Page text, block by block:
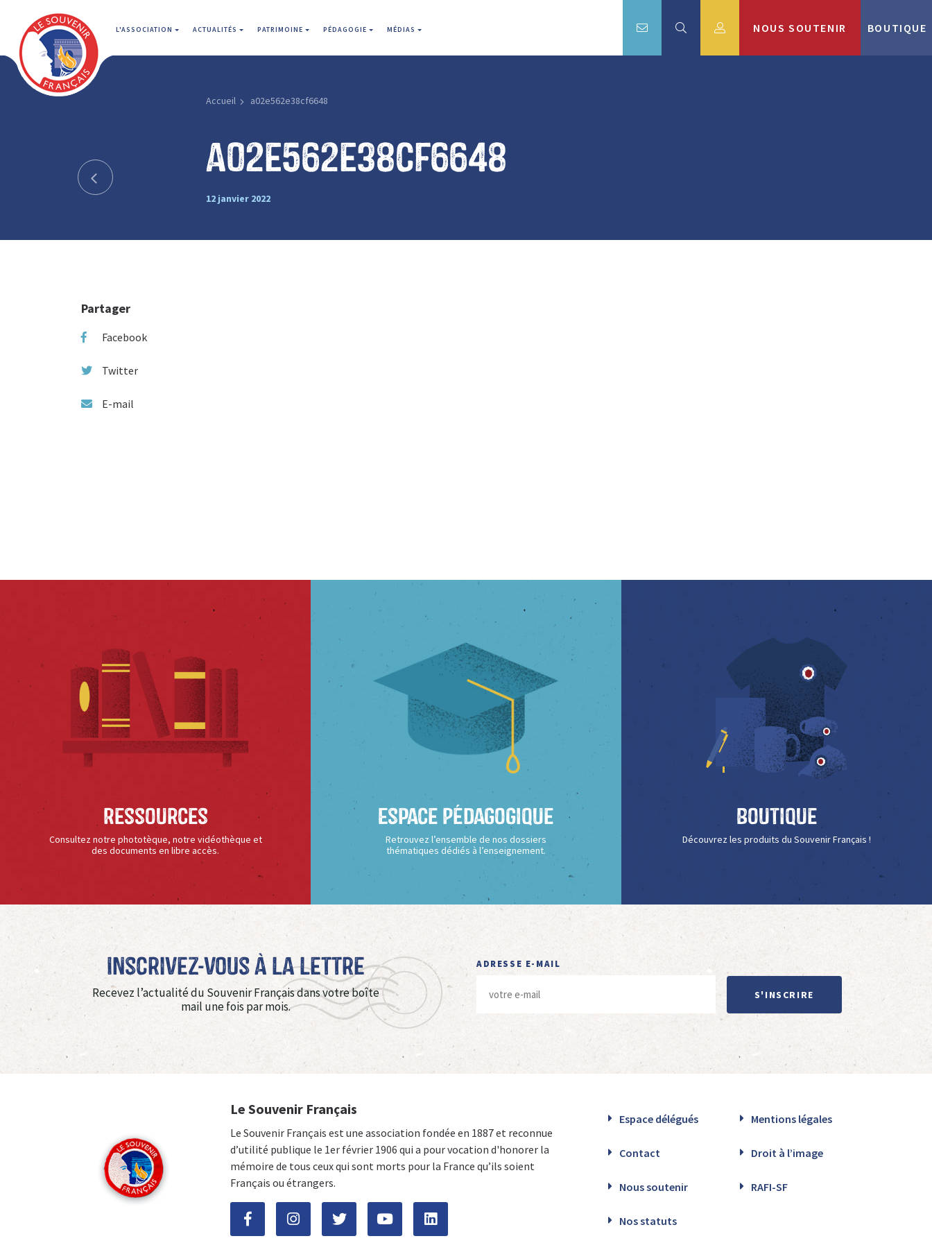
L'ASSOCIATION ACTUALITÉS PATRIMOINE PÉDAGOGIE MÉDIAS NOUS SOUTENIR BOUTIQUE
Accueil a02e562e38cf6648
a02e562e38cf6648
12 janvier 2022
Partager
Facebook
Twitter
E-mail
Ressources
Consultez notre phototèque, notre vidéothèque et
des documents en libre accès.
Espace Pédagogique
Retrouvez l’ensemble de nos dossiers
thématiques dédiés à l’enseignement.
Boutique
Découvrez les produits du Souvenir Français !
Inscrivez-vous à La Lettre
Recevez l’actualité du Souvenir Français dans votre boîte
mail une fois par mois.
ADRESSE E-MAIL
S'INSCRIRE
Le Souvenir Français
Le Souvenir Français est une association fondée en 1887 et reconnue
d’utilité publique le 1er février 1906 qui a pour vocation d'honorer la
mémoire de tous ceux qui sont morts pour la France qu’ils soient
Français ou étrangers.
Espace délégués Mentions légales
Contact Droit à l’image
Nous soutenir RAFI-SF
Nos statuts